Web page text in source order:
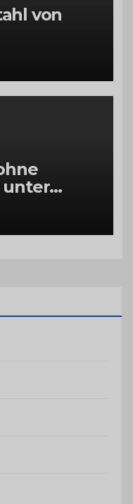
von
unter